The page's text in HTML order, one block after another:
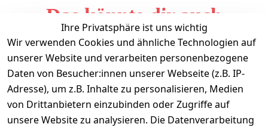
Das könnte dir auch
gefallen
Ihre Privatsphäre ist uns wichtig
Wir verwenden Cookies und ähnliche Technologien auf
unserer Website und verarbeiten personenbezogene
Daten von Besucher:innen unserer Webseite (z.B. IP-
Adresse), um z.B. Inhalte zu personalisieren, Medien
von Drittanbietern einzubinden oder Zugriffe auf
unsere Website zu analysieren. Die Datenverarbeitung